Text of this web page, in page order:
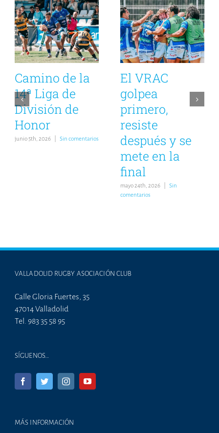
Camino de la
14ª Liga de
División de
Honor
junio 5th, 2026 Sin comentarios
El VRAC
golpea
primero,
resiste
después y se
mete en la
final
mayo 24th, 2026
Sin
comentarios
VALLADOLID RUGBY ASOCIACIÓN CLUB
Calle Gloria Fuertes, 35
47014 Valladolid
Tel. 983 35 58 95
SÍGUENOS…
MÁS INFORMACIÓN